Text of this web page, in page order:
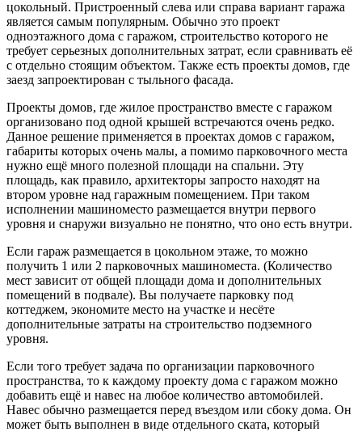
цокольный. Пристроенный слева или справа вариант гаража
является самым популярным. Обычно это проект
одноэтажного дома с гаражом, строительство которого не
требует серьезных дополнительных затрат, если сравнивать её
с отдельно стоящим объектом. Также есть проекты домов, где
заезд запроектирован с тыльного фасада.
Проекты домов, где жилое пространство вместе с гаражом
организовано под одной крышей встречаются очень редко.
Данное решение применяется в проектах домов с гаражом,
габариты которых очень малы, а помимо парковочного места
нужно ещё много полезной площади на спальни. Эту
площадь, как правило, архитекторы запросто находят на
втором уровне над гаражным помещением. При таком
исполнении машиноместо размещается внутри первого
уровня и снаружи визуально не понятно, что оно есть внутри.
Если гараж размещается в цокольном этаже, то можно
получить 1 или 2 парковочных машиноместа. (Количество
мест зависит от общей площади дома и дополнительных
помещений в подвале). Вы получаете парковку под
коттеджем, экономите место на участке и несёте
дополнительные затраты на строительство подземного
уровня.
Если того требует задача по организации парковочного
пространства, то к каждому проекту дома с гаражом можно
добавить ещё и навес на любое количество автомобилей.
Навес обычно размещается перед въездом или сбоку дома. Он
может быть выполнен в виде отдельного ската, который